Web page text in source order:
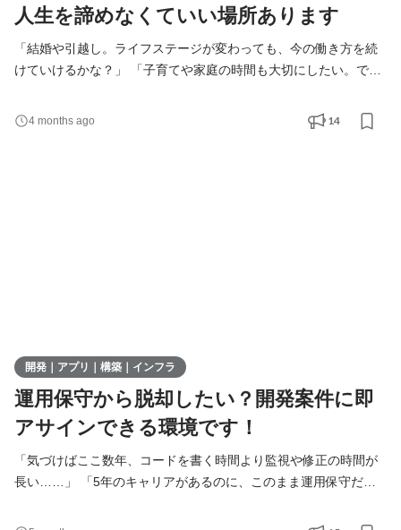
人生を諦めなくていい場所あります
「結婚や引越し。ライフステージが変わっても、今の働き方を続
けていけるかな？」 「子育てや家庭の時間も大切にしたい。で
界。もっと心にゆとりを持って開発を楽しみたい」 そんなあなた
へ。 仕事の手応えを感じる一方で、プライベートでも大きな変化
4 months ago 14
開発｜アプリ｜構築｜インフラ
運用保守から脱却したい？開発案件に即
アサインできる環境です！
「気づけばここ数年、コードを書く時間より監視や修正の時間が
長い……」 「5年のキャリアがあるのに、このまま運用保守だけ
程の設計から手触り感のある仕事をしたい」 そんなあなたへ。 5